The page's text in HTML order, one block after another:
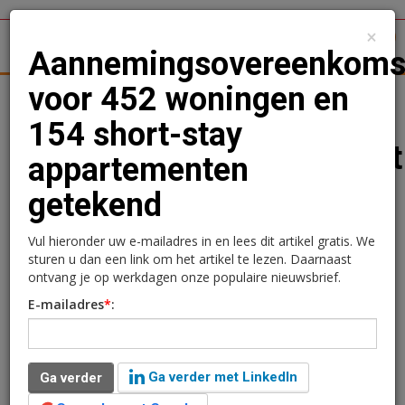
Woningmarkt Kantoren Retail Logistiek
Aannemingsovereenkomst
voor 452 woningen en
154 short-stay
appartementen getekend
Redactie
1 minuut leestijd
Opdrachtgever Van Herk Groep en Koopmans
Bouwgroep hebben de aannemingsovereenkomst
×
voor 452 woningen en
154 short-stay
appartementen
getekend
Vul hieronder uw e-mailadres in en lees dit artikel gratis. We
sturen u dan een link om het artikel te lezen. Daarnaast
ontvang je op werkdagen onze populaire nieuwsbrief.
E-mailadres*:
Ga verder
Ga verder met LinkedIn